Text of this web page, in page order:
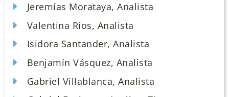
Jeremías Morataya, Analista
Valentina Ríos, Analista
Isidora Santander, Analista
Benjamín Vásquez, Analista
Gabriel Villablanca, Analista